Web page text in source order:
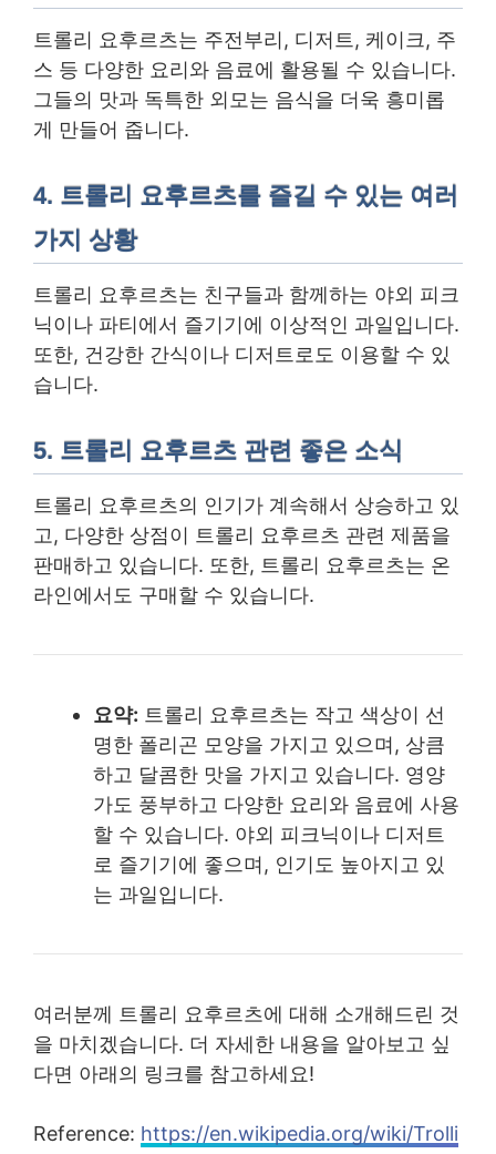
트롤리 요후르츠는 주전부리, 디저트, 케이크, 주
스 등 다양한 요리와 음료에 활용될 수 있습니다.
그들의 맛과 독특한 외모는 음식을 더욱 흥미롭
게 만들어 줍니다.
4. 트롤리 요후르츠를 즐길 수 있는 여러
가지 상황
트롤리 요후르츠는 친구들과 함께하는 야외 피크
닉이나 파티에서 즐기기에 이상적인 과일입니다.
또한, 건강한 간식이나 디저트로도 이용할 수 있
습니다.
5. 트롤리 요후르츠 관련 좋은 소식
트롤리 요후르츠의 인기가 계속해서 상승하고 있
고, 다양한 상점이 트롤리 요후르츠 관련 제품을
판매하고 있습니다. 또한, 트롤리 요후르츠는 온
라인에서도 구매할 수 있습니다.
요약: 트롤리 요후르츠는 작고 색상이 선
명한 폴리곤 모양을 가지고 있으며, 상큼
하고 달콤한 맛을 가지고 있습니다. 영양
가도 풍부하고 다양한 요리와 음료에 사용
할 수 있습니다. 야외 피크닉이나 디저트
로 즐기기에 좋으며, 인기도 높아지고 있
는 과일입니다.
여러분께 트롤리 요후르츠에 대해 소개해드린 것
을 마치겠습니다. 더 자세한 내용을 알아보고 싶
다면 아래의 링크를 참고하세요!
Reference: https://en.wikipedia.org/wiki/Trolli